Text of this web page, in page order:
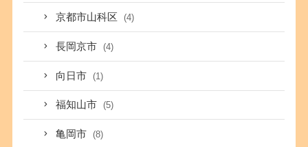
京都市山科区 (4)
長岡京市 (4)
向日市 (1)
福知山市 (5)
亀岡市 (8)